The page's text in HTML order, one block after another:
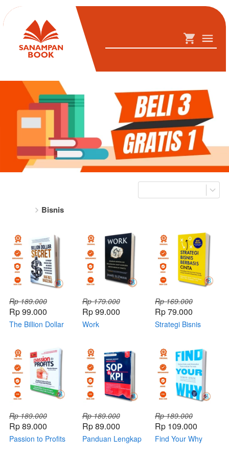
Bisnis
Rp 189.000
Rp 99.000
The Billion Dollar
Rp 179.000
Rp 99.000
Work
Rp 169.000
Rp 79.000
Strategi Bisnis
Rp 189.000
Rp 89.000
Passion to Profits
Rp 189.000
Rp 89.000
Panduan Lengkap
Rp 189.000
Rp 109.000
Find Your Why